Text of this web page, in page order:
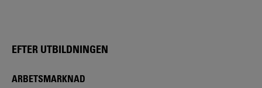
EFTER UTBILDNINGEN
ARBETSMARKNAD